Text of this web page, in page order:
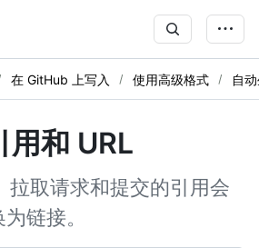
在 GitHub 上写入 使用高级格式 自
用和 URL
拉取请求和提交的引用会
链接。